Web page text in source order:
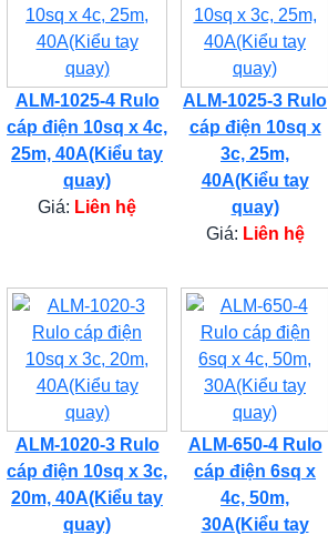
ALM-1025-4 Rulo
cáp điện 10sq x 4c,
25m, 40A(Kiểu tay
quay)
Giá: Liên hệ
ALM-1025-3 Rulo
cáp điện 10sq x
3c, 25m,
40A(Kiểu tay
quay)
Giá: Liên hệ
ALM-1020-3 Rulo
cáp điện 10sq x 3c,
20m, 40A(Kiểu tay
quay)
ALM-650-4 Rulo
cáp điện 6sq x
4c, 50m,
30A(Kiểu tay